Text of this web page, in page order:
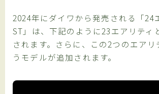
2024年にダイワから発売される「24
ST」は、下記のように23エアリティ
されます。さらに、この2つのエアリ
うモデルが追加されます。